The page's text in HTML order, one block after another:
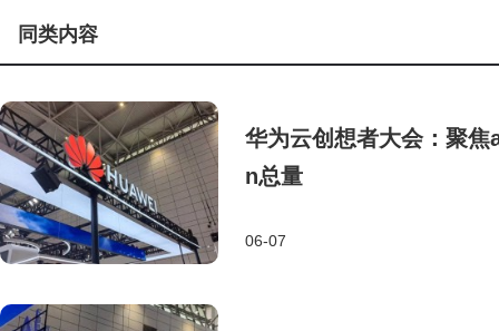
同类内容
华为云创想者大会：聚
n总量
06-07